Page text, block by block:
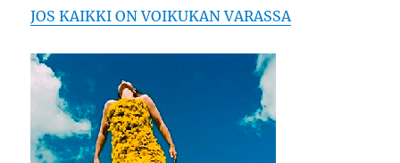
…
JOS KAIKKI ON VOIKUKAN VARASSA